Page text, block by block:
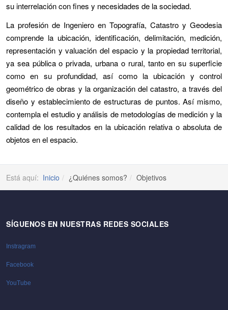
su interrelación con fines y necesidades de la sociedad.
La profesión de Ingeniero en Topografía, Catastro y Geodesia
comprende la ubicación, identificación, delimitación, medición,
representación y valuación del espacio y la propiedad territorial,
ya sea pública o privada, urbana o rural, tanto en su superficie
como en su profundidad, así como la ubicación y control
geométrico de obras y la organización del catastro, a través del
diseño y establecimiento de estructuras de puntos. Así mismo,
contempla el estudio y análisis de metodologías de medición y la
calidad de los resultados en la ubicación relativa o absoluta de
objetos en el espacio.
Está aquí: Inicio ¿Quiénes somos? Objetivos
SÍGUENOS EN NUESTRAS REDES SOCIALES
Instragram
Facebook
YouTube